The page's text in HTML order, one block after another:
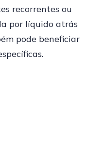
recorrentes ou
por líquido atrás
pode beneficiar